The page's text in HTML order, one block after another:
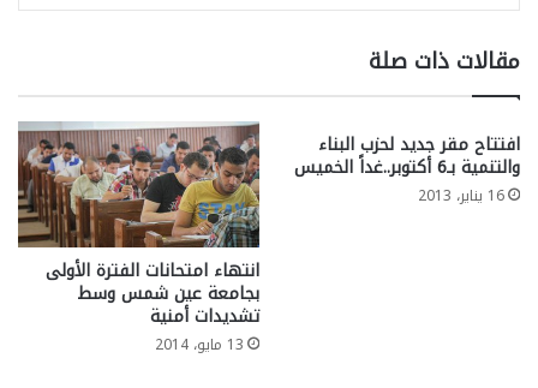
مقالات ذات صلة
افتتاح مقر جديد لحزب البناء
والتنمية بـ6 أكتوبر..غداً الخميس
16 يناير، 2013
انتهاء امتحانات الفترة الأولى
بجامعة عين شمس وسط
تشديدات أمنية
13 مايو، 2014